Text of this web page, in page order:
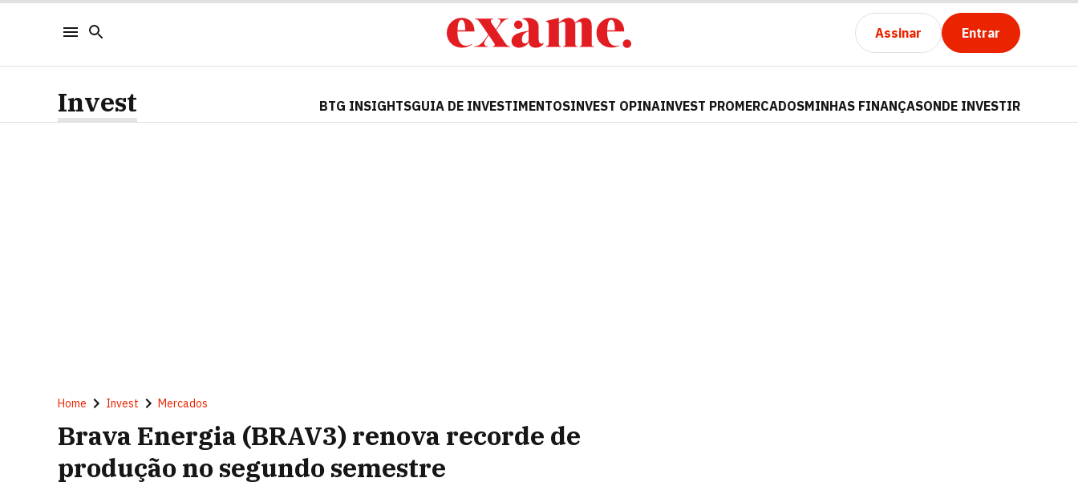
Assinar Entrar
Invest BTG INSIGHTSGUIA DE INVESTIMENTOSINVEST OPINAINVEST PROMERCADOSMINHAS FINANÇASONDE INVESTIR
Home Invest Mercados
Brava Energia (BRAV3) renova recorde de
produção no segundo semestre